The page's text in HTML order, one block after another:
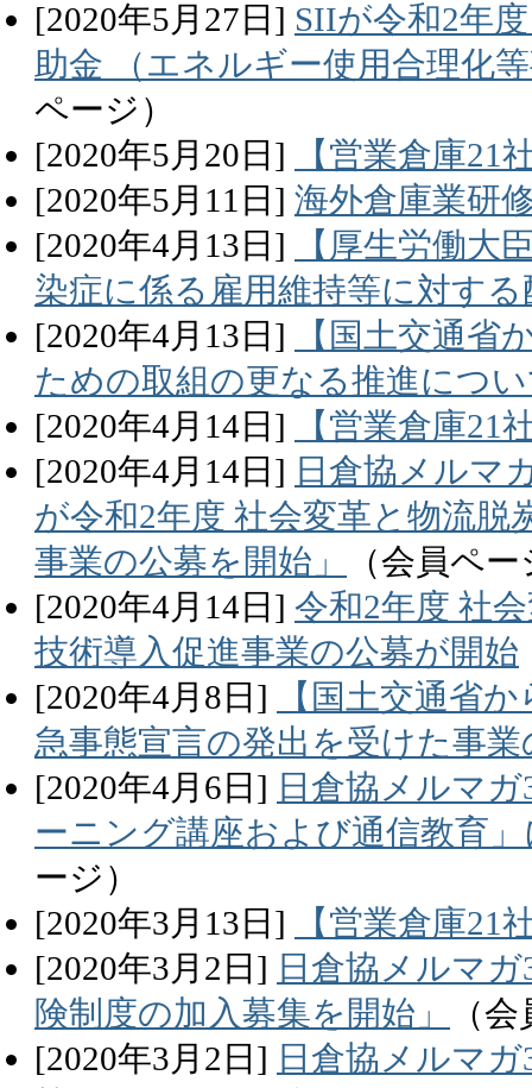
[2020年5月 27 日] SIIが令和2年
助金 （エネルギー使用合理化
ページ）
[2020年5月 20 日]
【営業倉庫21
[2020年5月 11 日] 海外倉庫業研
[2020年4月 13 日]
【厚生労働大
染症に係る雇用維持等に対す
[2020年4月 13 日]
【国土交通省
ための取組の更なる推進につ
[2020年4月 14 日]
【営業倉庫21
[2020年4月 14 日] 日倉協メルマ
が令和2年度 社会変革と物流脱
事業の公募を開始」
（会員ペ
[2020年4月 14 日] 令和2年度 社
技術導入促進事業の公募が開始
[2020年4月 8 日]
【国土交通省
急事態宣言の発出を受けた事
[2020年4月 6 日] 日倉協メルマ
ーニング講座および通信教育
ージ）
[2020年3月 13 日]
【営業倉庫21
[2020年3月 2 日] 日倉協メルマ
険制度の加入募集を開始」
（
[2020年3月 2 日] 日倉協メルマ